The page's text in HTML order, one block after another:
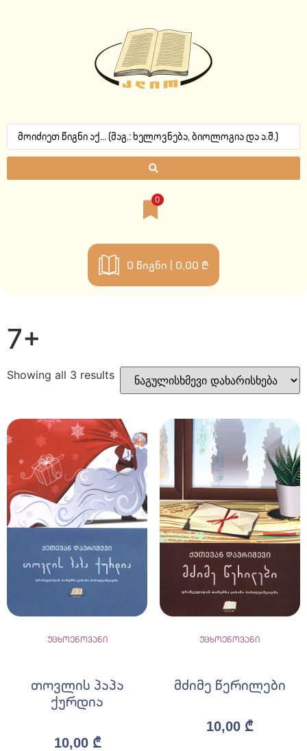
0
0 წიგნი | 0,00 ₾
7+
Showing all 3 results
უცხოენოვანი
თოვლის პაპა
ქურდია
10,00 ₾
უცხოენოვანი
მძიმე წერილები
10,00 ₾